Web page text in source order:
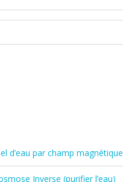
d’eau par champ magnétique
Inverse (purifier l’eau)